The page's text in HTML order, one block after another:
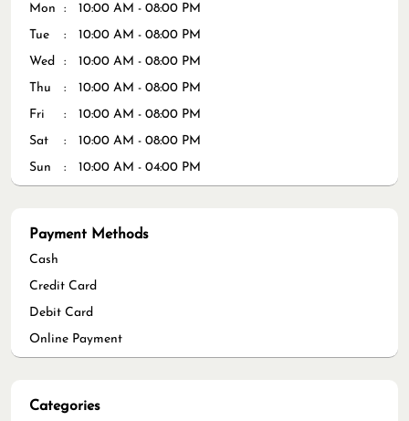
Mon
10:00 AM - 08:00 PM
Tue
10:00 AM - 08:00 PM
Wed
10:00 AM - 08:00 PM
Thu
10:00 AM - 08:00 PM
Fri
10:00 AM - 08:00 PM
Sat
10:00 AM - 08:00 PM
Sun
10:00 AM - 04:00 PM
Payment Methods
Cash
Credit Card
Debit Card
Online Payment
Categories